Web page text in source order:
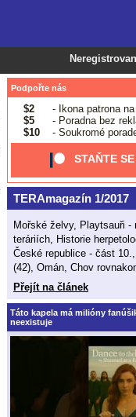
Podpořte nás
$2
- Ikona patrona
$5
- Poradna bez
$10
- Soukromé
STAŇTE
TERAmagazín 1/2017
Mořské želvy, Playtsauři -
teráriích, Historie
České republice - část
(42), Omán, Chov
Přejít na článek
Táto kapela má milióny
neexistuje